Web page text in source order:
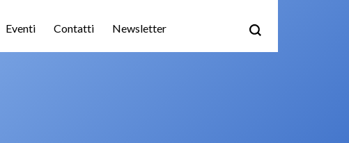
Eventi Contatti Newsletter